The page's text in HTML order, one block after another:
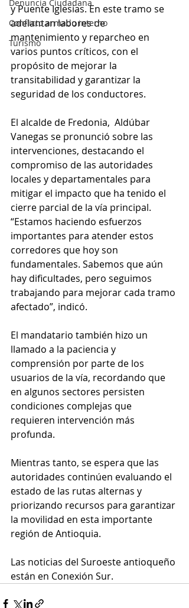
Denuncia Ciudadana
Conflicto armado interno
Turismo
y Puente Iglesias. En este tramo se
adelantan labores de
mantenimiento y reparcheo en
varios puntos críticos, con el
propósito de mejorar la
transitabilidad y garantizar la
seguridad de los conductores.
El alcalde de Fredonia,  Aldúbar
Vanegas se pronunció sobre las
intervenciones, destacando el
compromiso de las autoridades
locales y departamentales para
mitigar el impacto que ha tenido el
cierre parcial de la vía principal.
“Estamos haciendo esfuerzos
importantes para atender estos
corredores que hoy son
fundamentales. Sabemos que aún
hay dificultades, pero seguimos
trabajando para mejorar cada tramo
afectado”, indicó.
El mandatario también hizo un
llamado a la paciencia y
comprensión por parte de los
usuarios de la vía, recordando que
en algunos sectores persisten
condiciones complejas que
requieren intervención más
profunda.
Mientras tanto, se espera que las
autoridades continúen evaluando el
estado de las rutas alternas y
priorizando recursos para garantizar
la movilidad en esta importante
región de Antioquia.
Las noticias del Suroeste antioqueño
están en Conexión Sur.